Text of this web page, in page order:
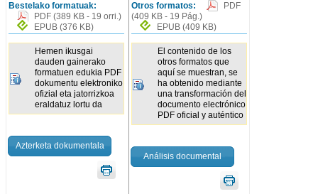
Bestelako formatuak:
PDF (389 KB - 19 orri.)
EPUB (376 KB)
Hemen ikusgai
dauden gainerako
formatuen edukia PDF
dokumentu elektroniko
ofizial eta jatorrizkoa
eraldatuz lortu da
Azterketa dokumentala
Otros formatos:
PDF
(409 KB - 19 Pág.)
EPUB(409 KB)
El contenido de los
otros formatos que
aquí se muestran, se
ha obtenido mediante
una transformación del
documento electrónico
PDF oficial y auténtico
Análisis documental